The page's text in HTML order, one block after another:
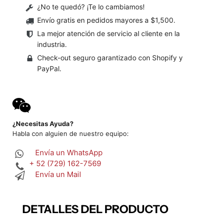
¿No te quedó? ¡Te lo cambiamos!
Envío gratis en pedidos mayores a $1,500.
La mejor atención de servicio al cliente en la
industria.
Check-out seguro garantizado con Shopify y
PayPal.
¿Necesitas Ayuda?
Habla con alguien de nuestro equipo:
Envía un WhatsApp
+ 52 (729) 162-7569
Envía un Mail
DETALLES DEL PRODUCTO